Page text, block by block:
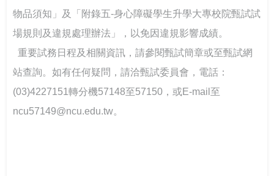
物品須知」及「附錄五-身心障礙學生升學大專校院甄試試
場規則及違規處理辦法」，以免因違規影響成績。
重要試務日程及相關資訊，請參閱甄試簡章或至甄試網
站查詢。如有任何疑問，請洽甄試委員會，電話：
(03)4227151轉分機57148至57150，或E-mail至
ncu57149@ncu.edu.tw。